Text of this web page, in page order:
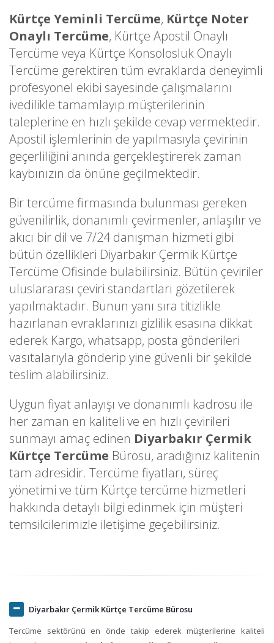
Kürtçe Yeminli Tercüme, Kürtçe Noter
Onaylı Tercüme, Kürtçe Apostil Onaylı
Tercüme veya Kürtçe Konsolosluk Onaylı
Tercüme gerektiren tüm evraklarda deneyimli
profesyonel ekibi sayesinde çalışmalarını
ivedilikle tamamlayıp müşterilerinin
taleplerine en hızlı şekilde cevap vermektedir.
Apostil işlemlerinin de yapılmasıyla çevirinin
geçerliliğini anında gerçekleştirerek zaman
kaybınızın da önüne geçilmektedir.
Bir tercüme firmasında bulunması gereken
güvenilirlik, donanımlı çevirmenler, anlaşılır ve
akıcı bir dil ve 7/24 danışman hizmeti gibi
bütün özellikleri Diyarbakır Çermik Kürtçe
Tercüme Ofisinde bulabilirsiniz. Bütün çeviriler
uluslararası çeviri standartları gözetilerek
yapılmaktadır. Bunun yanı sıra titizlikle
hazırlanan evraklarınızı gizlilik esasına dikkat
ederek Kargo, whatsapp, posta gönderileri
vasıtalarıyla gönderip yine güvenli bir şekilde
teslim alabilirsiniz.
Uygun fiyat anlayışı ve donanımlı kadrosu ile
her zaman en kaliteli ve en hızlı çevirileri
sunmayı amaç edinen Diyarbakır Çermik
Kürtçe Tercüme Bürosu, aradığınız kalitenin
tam adresidir. Tercüme fiyatları, süreç
yönetimi ve tüm Kürtçe tercüme hizmetleri
hakkında detaylı bilgi edinmek için müşteri
temsilcilerimizle iletişime geçebilirsiniz.
Diyarbakır Çermik Kürtçe Tercüme Bürosu
Tercüme sektörünü en önde takip ederek müşterilerine kaliteli